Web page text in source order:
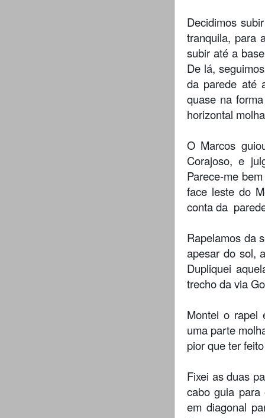
Decidimos
tranquila, para
subir até a
De lá,
da parede até
quase na
horizontal
O Marcos
Corajoso, e
Parece-me
face leste do
conta da
Rapelamos da
apesar do sol,
Dupliquei
trecho da via
Montei o rapel
uma parte
pior que ter
Fixei as duas
cabo guia para
em diagonal